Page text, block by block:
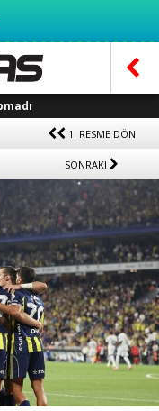
1. RESME DÖN
SONRAKİ